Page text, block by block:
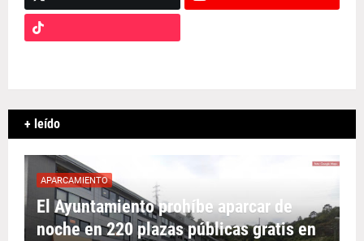
+ leído
APARCAMIENTO
El Ayuntamiento prohíbe aparcar de
noche en 220 plazas públicas gratis en